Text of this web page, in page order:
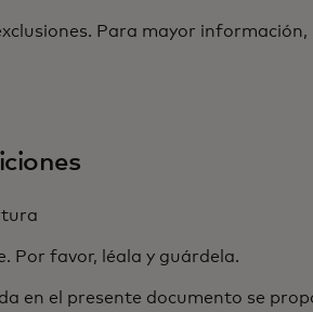
Para mayor
Por favor, léala y guárdela.
en el presente documento se